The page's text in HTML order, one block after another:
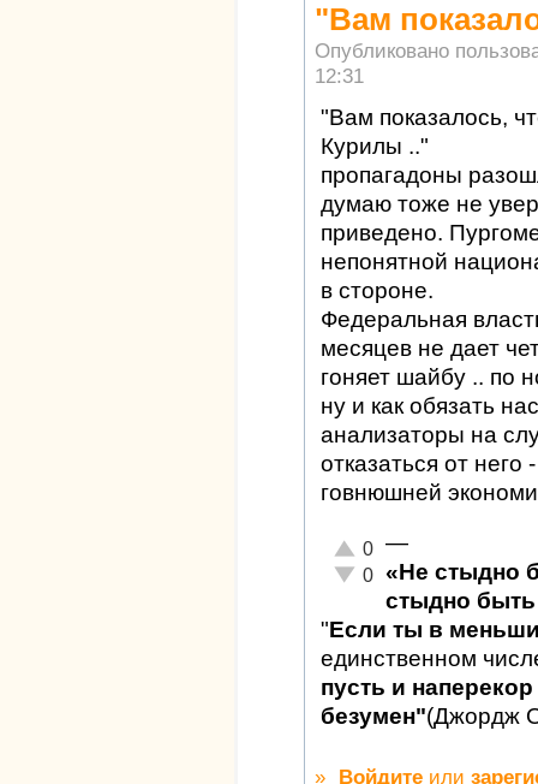
"Вам
Опубликовано
12:31
"Вам показалось,
Курилы .."
пропагадоны
думаю тоже не
приведено.
непонятной
в стороне.
Федеральная
месяцев не дает
гоняет шайбу .. по
ну и как обязать
анализаторы на
отказаться от
говнюшней
Отлично!
0
Неадекватно!
0
—
«Не стыдно
стыдно быть
"Если ты в
единственном
пусть и
безумен"(Джордж
» Войдите или